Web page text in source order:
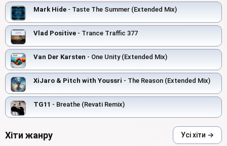
Mark Hide - Taste The Summer (Extended Mix)
Vlad Positive - Trance Traffic 377
Van Der Karsten - One Unity (Extended Mix)
XiJaro & Pitch with Youssri - The Reason (Extended Mix)
TG11 - Breathe (Revati Remix)
Хіти жанру Усі хіти →